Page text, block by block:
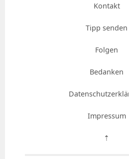
Kontakt
Tipp senden
Folgen
Bedanken
Impressum
⇡